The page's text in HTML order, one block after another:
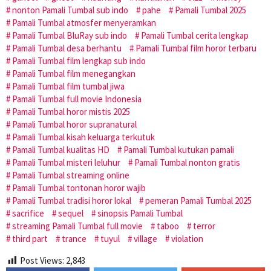
nonton Pamali Tumbal sub indo
pahe
Pamali Tumbal 2025
Pamali Tumbal atmosfer menyeramkan
Pamali Tumbal BluRay sub indo
Pamali Tumbal cerita lengkap
Pamali Tumbal desa berhantu
Pamali Tumbal film horor terbaru
Pamali Tumbal film lengkap sub indo
Pamali Tumbal film menegangkan
Pamali Tumbal film tumbal jiwa
Pamali Tumbal full movie Indonesia
Pamali Tumbal horor mistis 2025
Pamali Tumbal horor supranatural
Pamali Tumbal kisah keluarga terkutuk
Pamali Tumbal kualitas HD
Pamali Tumbal kutukan pamali
Pamali Tumbal misteri leluhur
Pamali Tumbal nonton gratis
Pamali Tumbal streaming online
Pamali Tumbal tontonan horor wajib
Pamali Tumbal tradisi horor lokal
pemeran Pamali Tumbal 2025
sacrifice
sequel
sinopsis Pamali Tumbal
streaming Pamali Tumbal full movie
taboo
terror
third part
trance tuyul village
violation
Post Views: 2,843